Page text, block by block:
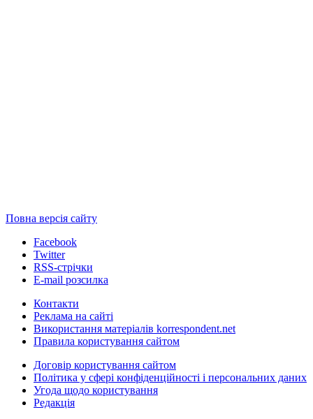
Повна версія сайту
Facebook
Twitter
RSS-стрічки
E-mail розсилка
Контакти
Реклама на сайті
Використання матеріалів korrespondent.net
Правила користування сайтом
Договір користування сайтом
Політика у сфері конфіденційності і персональних даних
Угода щодо користування
Редакція